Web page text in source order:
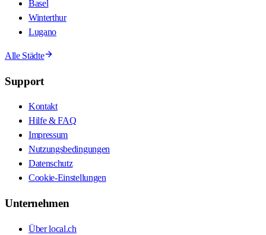
Basel
Winterthur
Lugano
Alle Städte
Support
Kontakt
Hilfe & FAQ
Impressum
Nutzungsbedingungen
Datenschutz
Cookie-Einstellungen
Unternehmen
Über local.ch